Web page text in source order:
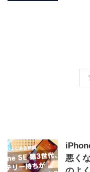
1
悪く